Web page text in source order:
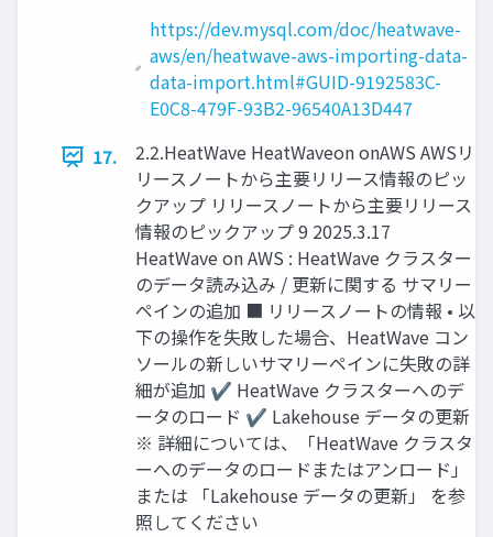
https://dev.mysql.com/doc/heatwave-
aws/en/heatwave-aws-importing-data-
data-import.html#GUID-9192583C-
E0C8-479F-93B2-96540A13D447
17.
2.2.HeatWave HeatWaveon onAWS AWSリ
リースノートから主要リリース情報のピッ
クアップ リリースノートから主要リリース
情報のピックアップ 9 2025.3.17
HeatWave on AWS : HeatWave クラスター
のデータ読み込み / 更新に関する サマリー
ペインの追加 ■ リリースノートの情報 • 以
下の操作を失敗した場合、HeatWave コン
ソールの新しいサマリーペインに失敗の詳
細が追加 ✔ HeatWave クラスターへのデ
ータのロード ✔ Lakehouse データの更新
※ 詳細については、「HeatWave クラスタ
ーへのデータのロードまたはアンロード」
または 「Lakehouse データの更新」 を参
照してください